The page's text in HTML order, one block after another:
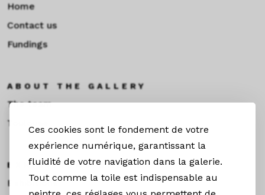
Ces cookies sont le fondement de votre
expérience numérique, garantissant la
fluidité de votre navigation dans la galerie.
Tout comme la toile est indispensable au
Home
Contact us
Fundings
ABOUT THE GALLERY
The team
Toulouse
EXHIBITIONS &NEWS
Exhibitions